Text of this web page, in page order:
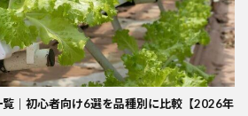
｜初心者向け6選を品種別に比較【2026年